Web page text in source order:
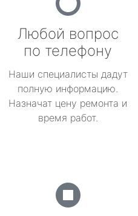
Любой вопрос
по телефону
Наши специалисты дадут
полную информацию.
Назначат цену ремонта и
время работ.